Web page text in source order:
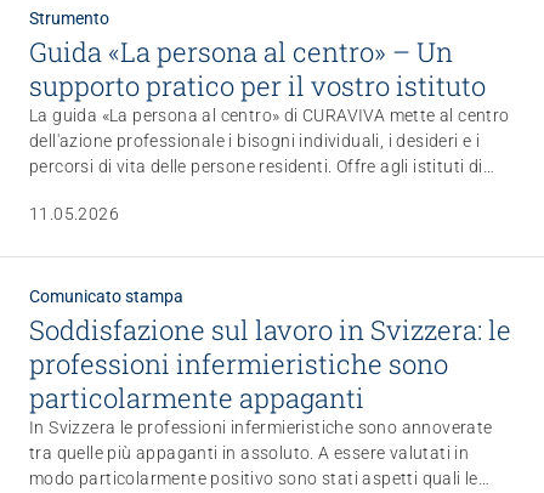
Sviluppare offerte
Pubblicizzare offerte
Promuovere la sostenibilità
Organizzare gli acquisti
Organizzare il fine vita
Rafforzare l’autodeterminazione
Affrontare le questioni di salute
Tutelare l’integrità
Accompagnare in caso di demenza
Promuovere la salute mentale
Team
Lavorare in ARTISET
Visione, missione, valori
Politiche pubbliche & Prese di posizione
Lavoro in rete
Progetti
Strumento
Guida «La persona al centro» – Un
supporto pratico per il vostro istituto
La guida «La persona al centro» di CURAVIVA mette al centro
dell'azione professionale i bisogni individuali, i desideri e i
percorsi di vita delle persone residenti. Offre agli istituti di
di sostegno un orientamento concreto per realizzare nella
11.05.2026
Comunicato stampa
Soddisfazione sul lavoro in Svizzera: le
professioni infermieristiche sono
particolarmente appaganti
In Svizzera le professioni infermieristiche sono annoverate
tra quelle più appaganti in assoluto. A essere valutati in
modo particolarmente positivo sono stati aspetti quali le